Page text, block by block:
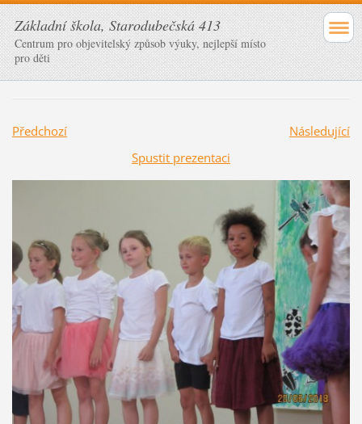
Základní škola, Starodubečská 413
Centrum pro objevitelský způsob výuky, nejlepší místo
pro děti
Předchozí
Následující
Spustit prezentaci